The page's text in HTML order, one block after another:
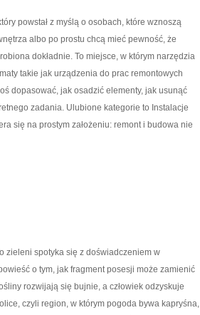
powstał z myślą o osobach, które wznoszą
albo po prostu chcą mieć pewność, że
dokładnie. To miejsce, w którym narzędzia
takie jak urządzenia do prac remontowych
dopasować, jak osadzić elementy, jak usunąć
zadania. Ulubione kategorie to Instalacje
się na prostym założeniu: remont i budowa nie
zieleni spotyka się z doświadczeniem w
o tym, jak fragment posesji może zamienić
rozwijają się bujnie, a człowiek odzyskuje
czyli region, w którym pogoda bywa kapryśna,